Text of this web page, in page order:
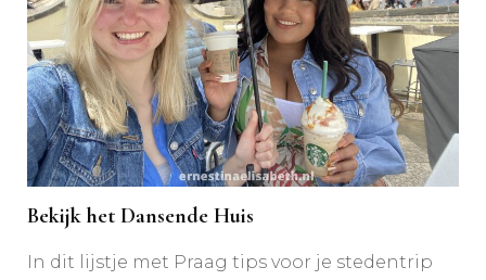
Bekijk het Dansende Huis
In dit lijstje met Praag tips voor je stedentrip